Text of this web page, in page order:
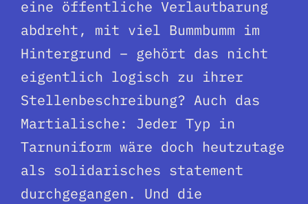
eine öffentliche Verlautbarung
abdreht, mit viel Bummbumm im
Hintergrund – gehört das nicht
eigentlich logisch zu ihrer
Stellenbeschreibung? Auch das
Martialische: Jeder Typ in
Tarnuniform wäre doch heutzutage
als solidarisches statement
durchgegangen. Und die